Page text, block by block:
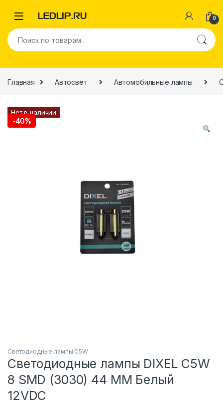
0
Главная Автосвет Автомобильные лампы
-40%
Нет в наличии
Светодиодные лампы C5W
Светодиодные лампы DIXEL C5W
8 SMD (3030) 44 MM Белый
12VDC